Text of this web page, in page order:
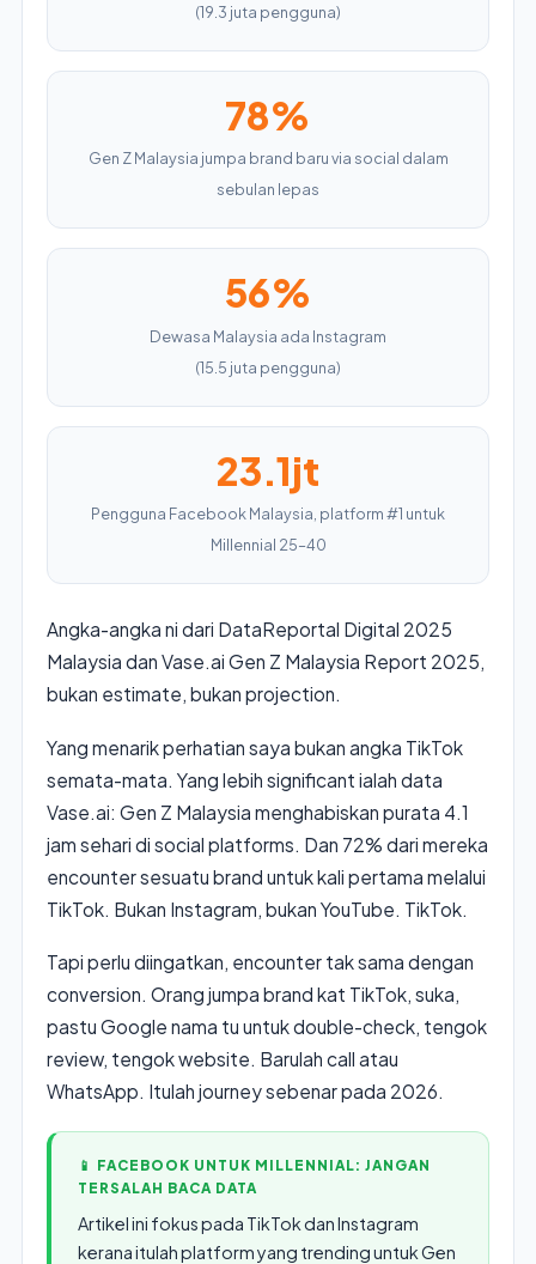
(19.3 juta pengguna)
78%
Gen Z Malaysia jumpa brand baru via social dalam
sebulan lepas
56%
Dewasa Malaysia ada Instagram
(15.5 juta pengguna)
23.1jt
Pengguna Facebook Malaysia, platform #1 untuk
Millennial 25–40
Angka-angka ni dari DataReportal Digital 2025
Malaysia dan Vase.ai Gen Z Malaysia Report 2025,
bukan estimate, bukan projection.
Yang menarik perhatian saya bukan angka TikTok
semata-mata. Yang lebih significant ialah data
Vase.ai: Gen Z Malaysia menghabiskan purata 4.1
jam sehari di social platforms. Dan 72% dari mereka
encounter sesuatu brand untuk kali pertama melalui
TikTok. Bukan Instagram, bukan YouTube. TikTok.
Tapi perlu diingatkan, encounter tak sama dengan
conversion. Orang jumpa brand kat TikTok, suka,
pastu Google nama tu untuk double-check, tengok
review, tengok website. Barulah call atau
WhatsApp. Itulah journey sebenar pada 2026.
📱 FACEBOOK UNTUK MILLENNIAL: JANGAN
TERSALAH BACA DATA
Artikel ini fokus pada TikTok dan Instagram
kerana itulah platform yang trending untuk Gen